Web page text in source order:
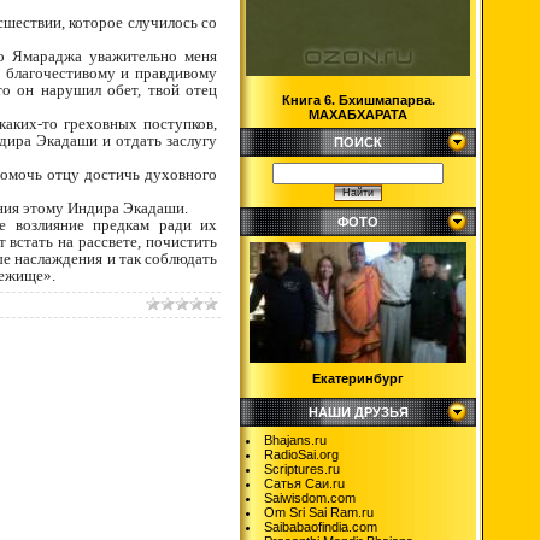
которое случилось со
Ямараджа уважительно меня
и правдивому
он нарушил обет, твой отец
то греховных поступков,
Экадаши и отдать заслугу
отцу достичь духовного
этому Индира Экадаши.
возлияние предкам ради их
на рассвете, почистить
наслаждения и так соблюдать
Книга 6. Бхишмапарва.
МАХАБХАРАТА
ПОИСК
ФОТО
Екатеринбург
НАШИ ДРУЗЬЯ
Bhajans.ru
RadioSai.org
Scriptures.ru
Сатья Саи.ru
Saiwisdom.com
Om Sri Sai Ram.ru
Saibabaofindia.com